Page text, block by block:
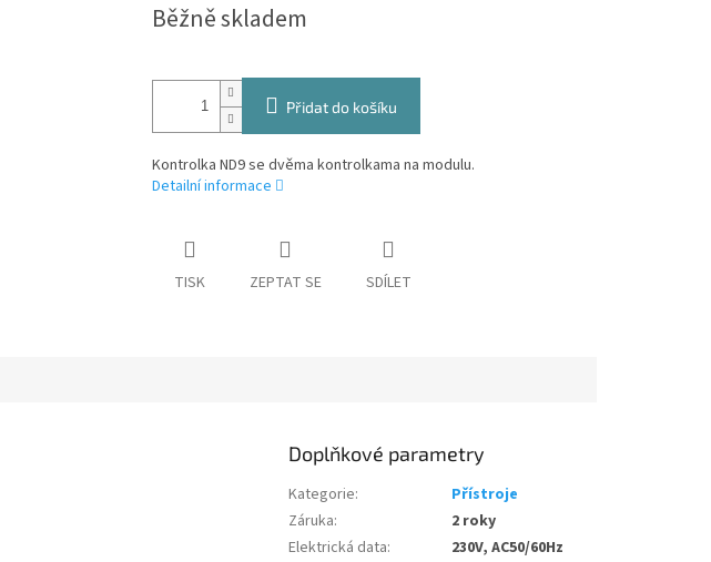
cena:
Běžně skladem
Přidat do košíku
Kontrolka ND9 se dvěma kontrolkama na modulu.
Detailní informace
TISK ZEPTAT SE SDÍLET
Doplňkové parametry
Kategorie:
Přístroje
Záruka:
2 roky
Elektrická data:
230V, AC50/60Hz